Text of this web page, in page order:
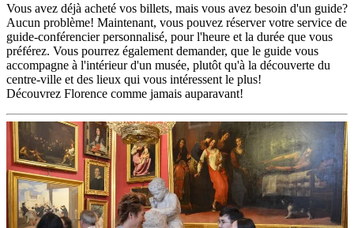
Vous avez déjà acheté vos billets, mais vous avez besoin d'un guide?
Aucun problème! Maintenant, vous pouvez réserver votre service de
guide-conférencier personnalisé, pour l'heure et la durée que vous
préférez. Vous pourrez également demander, que le guide vous
accompagne à l'intérieur d'un musée, plutôt qu'à la découverte du
centre-ville et des lieux qui vous intéressent le plus!
Découvrez Florence comme jamais auparavant!